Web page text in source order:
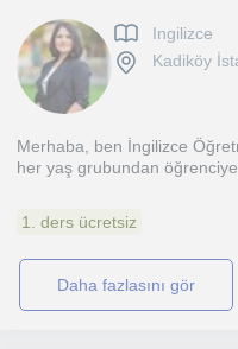
Ingilizce
Kadiköy
Merhaba, ben İngilizce
her yaş grubundan öğrenciye
1. ders ücretsiz
daha fazlasını gör